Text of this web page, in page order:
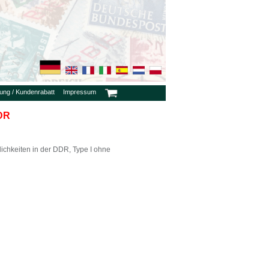
/ Kundenrabatt Impressum
in der DDR, Type I ohne